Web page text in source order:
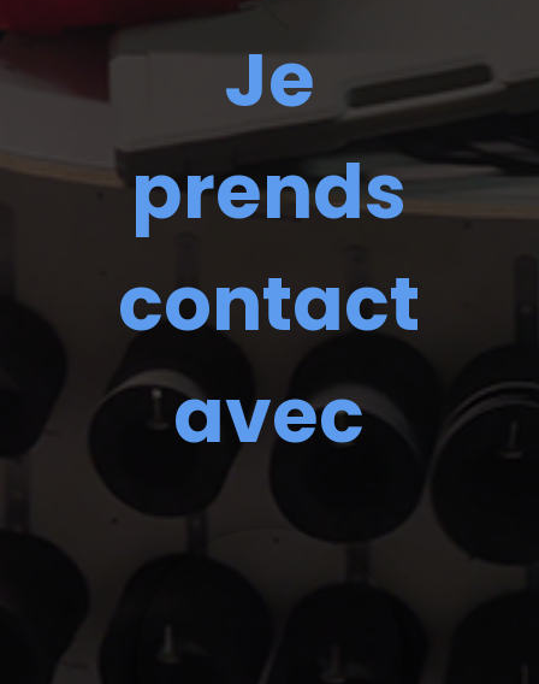
Je
prends
contact
avec